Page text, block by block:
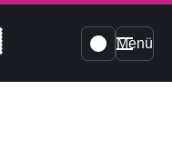
Menü